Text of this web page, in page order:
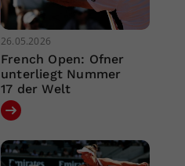
26.05.2026
French Open: Ofner
unterliegt Nummer
17 der Welt